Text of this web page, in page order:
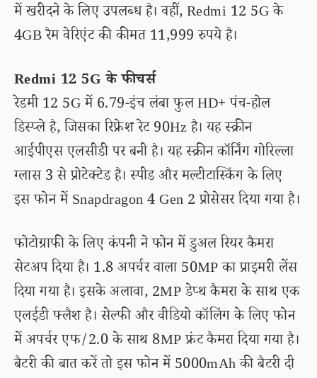
में खरीदने के लिए उपलब्ध है। वहीं, Redmi 12 5G के
4GB रैम वेरिएंट की कीमत 11,999 रुपये है।
Redmi 12 5G के फीचर्स
रेडमी 12 5G में 6.79-इंच लंबा फुल HD+ पंच-होल
डिस्प्ले है, जिसका रिफ्रेश रेट 90Hz है। यह स्क्रीन
आईपीएस एलसीडी पर बनी है। यह स्क्रीन कॉर्निंग गोरिल्ला
ग्लास 3 से प्रोटेक्टेड है। स्पीड और मल्टीटास्किंग के लिए
इस फोन में Snapdragon 4 Gen 2 प्रोसेसर दिया गया है।
फोटोग्राफी के लिए कंपनी ने फोन में डुअल रियर कैमरा
सेटअप दिया है। 1.8 अपर्चर वाला 50MP का प्राइमरी लेंस
दिया गया है। इसके अलावा, 2MP डेप्थ कैमरा के साथ एक
एलईडी फ्लैश है। सेल्फी और वीडियो कॉलिंग के लिए फोन
में अपर्चर एफ/2.0 के साथ 8MP फ्रंट कैमरा दिया गया है।
बैटरी की बात करें तो इस फोन में 5000mAh की बैटरी दी